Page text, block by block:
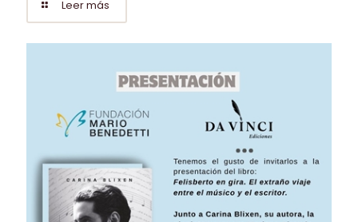
Leer más